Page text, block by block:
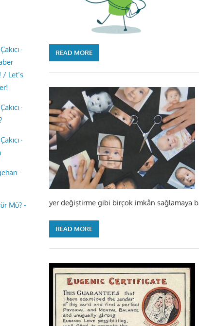
READ MORE
yer değiştirme gibi birçok imkân sağlamaya
READ MORE
·
/ Let’s
·
·
·
Mü? -